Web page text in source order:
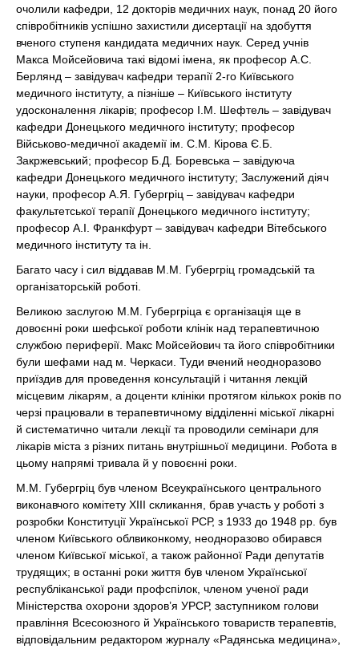
очолили кафедри, 12 докторів медичних наук, понад 20 його
співробітників успішно захистили дисертації на здобуття
вченого ступеня кандидата медичних наук. Серед учнів
Макса Мойсейовича такі відомі імена, як професор А.С.
Берлянд – завідувач кафедри терапії 2-го Київського
медичного інституту, а пізніше – Київського інституту
удосконалення лікарів; професор І.М. Шефтель – завідувач
кафедри Донецького медичного інституту; професор
Військово-медичної академії ім. С.М. Кірова Є.Б.
Закржевський; професор Б.Д. Боревська – завідуюча
кафедри Донецького медичного інституту; Заслужений діяч
науки, професор А.Я. Губергріц – завідувач кафедри
факультетської терапії Донецького медичного інституту;
професор А.І. Франкфурт – завідувач кафедри Вітебського
медичного інституту та ін.
Багато часу і сил віддавав М.М. Губергріц громадській та
організаторській роботі.
Великою заслугою М.М. Губергріца є організація ще в
довоєнні роки шефської роботи клінік над терапевтичною
службою периферії. Макс Мойсейович та його співробітники
були шефами над м. Черкаси. Туди вчений неодноразово
приїздив для проведення консультацій і читання лекцій
місцевим лікарям, а доценти клініки протягом кількох років по
черзі працювали в терапевтичному відділенні міської лікарні
й систематично читали лекції та проводили семінари для
лікарів міста з різних питань внутрішньої медицини. Робота в
цьому напрямі тривала й у повоєнні роки.
М.М. Губергріц був членом Всеукраїнського центрального
виконавчого комітету XIII скликання, брав участь у роботі з
розробки Конституції Української РСР, з 1933 до 1948 рр. був
членом Київського облвиконкому, неодноразово обирався
членом Київської міської, а також районної Ради депутатів
трудящих; в останні роки життя був членом Української
республіканської ради профспілок, членом ученої ради
Міністерства охорони здоров’я УРСР, заступником голови
правління Всесоюзного й Українського товариств терапевтів,
відповідальним редактором журналу «Радянська медицина»,